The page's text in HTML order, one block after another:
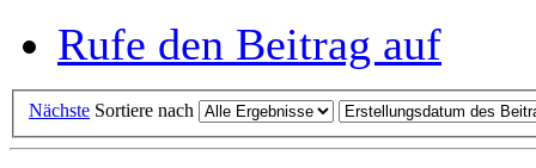
Rufe den Beitrag auf
Nächste Sortiere nach